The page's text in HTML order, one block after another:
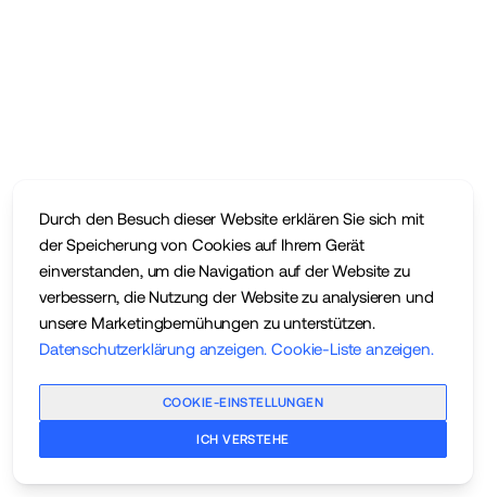
Durch den Besuch dieser Website erklären Sie sich mit
der Speicherung von Cookies auf Ihrem Gerät
einverstanden, um die Navigation auf der Website zu
verbessern, die Nutzung der Website zu analysieren und
unsere Marketingbemühungen zu unterstützen.
Datenschutzerklärung anzeigen. Cookie-Liste anzeigen.
COOKIE-EINSTELLUNGEN
ICH VERSTEHE